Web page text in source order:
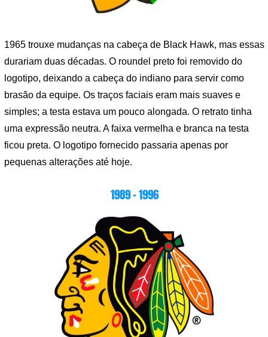
1965 trouxe mudanças na cabeça de Black Hawk, mas essas
durariam duas décadas. O roundel preto foi removido do
logotipo, deixando a cabeça do indiano para servir como
brasão da equipe. Os traços faciais eram mais suaves e
simples; a testa estava um pouco alongada. O retrato tinha
uma expressão neutra. A faixa vermelha e branca na testa
ficou preta. O logotipo fornecido passaria apenas por
pequenas alterações até hoje.
1989 – 1996